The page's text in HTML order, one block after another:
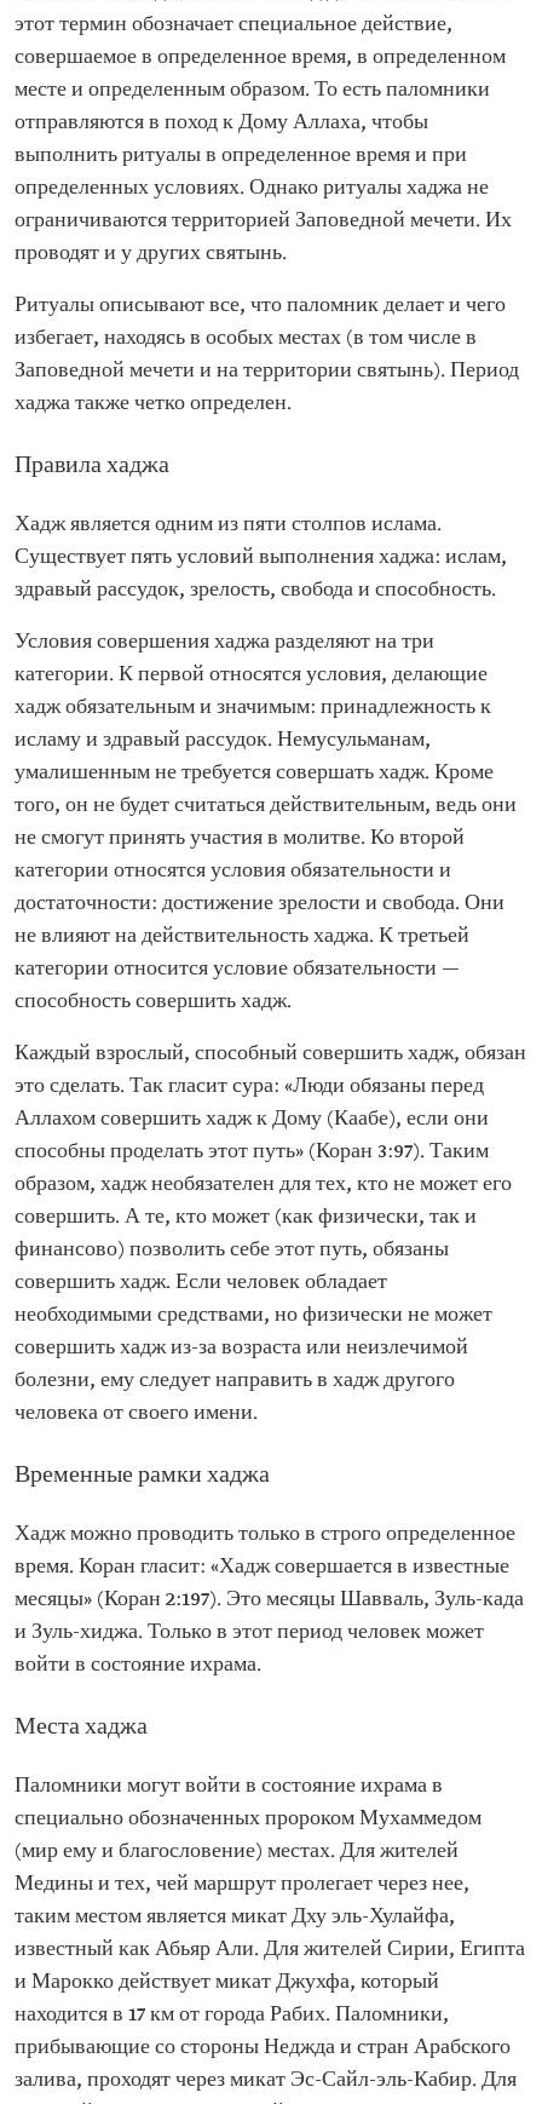
этот термин обозначает специальное действие,
совершаемое в определенное время, в определенном
месте и определенным образом. То есть паломники
отправляются в поход к Дому Аллаха, чтобы
выполнить ритуалы в определенное время и при
определенных условиях. Однако ритуалы хаджа не
ограничиваются территорией Заповедной мечети. Их
проводят и у других святынь.
Ритуалы описывают все, что паломник делает и чего
избегает, находясь в особых местах (в том числе в
Заповедной мечети и на территории святынь). Период
хаджа также четко определен.
Правила хаджа
Хадж является одним из пяти столпов ислама.
Существует пять условий выполнения хаджа: ислам,
здравый рассудок, зрелость, свобода и способность.
Условия совершения хаджа разделяют на три
категории. К первой относятся условия, делающие
хадж обязательным и значимым: принадлежность к
исламу и здравый рассудок. Немусульманам,
умалишенным не требуется совершать хадж. Кроме
того, он не будет считаться действительным, ведь они
не смогут принять участия в молитве. Ко второй
категории относятся условия обязательности и
достаточности: достижение зрелости и свобода. Они
не влияют на действительность хаджа. К третьей
категории относится условие обязательности —
способность совершить хадж.
Каждый взрослый, способный совершить хадж, обязан
это сделать. Так гласит сура: «Люди обязаны перед
Аллахом совершить хадж к Дому (Каабе), если они
способны проделать этот путь» (Коран 3:97). Таким
образом, хадж необязателен для тех, кто не может его
совершить. А те, кто может (как физически, так и
финансово) позволить себе этот путь, обязаны
совершить хадж. Если человек обладает
необходимыми средствами, но физически не может
совершить хадж из-за возраста или неизлечимой
болезни, ему следует направить в хадж другого
человека от своего имени.
Временные рамки хаджа
Хадж можно проводить только в строго определенное
время. Коран гласит: «Хадж совершается в известные
месяцы» (Коран 2:197). Это месяцы Шавваль, Зуль-када
и Зуль-хиджа. Только в этот период человек может
войти в состояние ихрама.
Места хаджа
Паломники могут войти в состояние ихрама в
специально обозначенных пророком Мухаммедом
(мир ему и благословение) местах. Для жителей
Медины и тех, чей маршрут пролегает через нее,
таким местом является микат Дху эль-Хулайфа,
известный как Абьяр Али. Для жителей Сирии, Египта
и Марокко действует микат Джухфа, который
находится в 17 км от города Рабих. Паломники,
прибывающие со стороны Неджда и стран Арабского
залива, проходят через микат Эс-Сайл-эль-Кабир. Для